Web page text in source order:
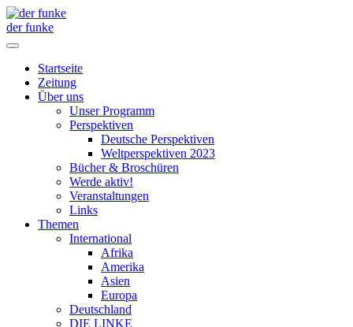
der funke
Startseite
Zeitung
Über uns
Unser Programm
Perspektiven
Deutsche Perspektiven
Weltperspektiven 2023
Bücher & Broschüren
Werde aktiv!
Veranstaltungen
Links
Themen
International
Afrika
Amerika
Asien
Europa
Deutschland
DIE LINKE